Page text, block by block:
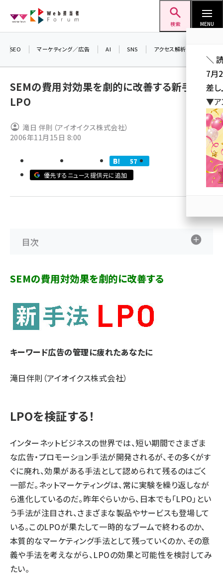
ン
検索 MENU
ai (2804)
note (2312)
SEO マーケティング／広告 AI SNS アクセス解析／データ分析
SEMの費用対効果を劇的に改善する新手法
LPO
滝日 伴則（アイオイクス株式会社）
2006年11月15日 8:00
57
優先するニュース提供元に追加
目次
SEMの費用対効果を劇的に改善する
キーワード広告の管理に疲れたあなたに
滝日伴則（アイオイクス株式会社）
LPOを検証する！
インターネットビジネスの世界では、短い期間でさまざま
な広告・プロモーション手法が開発されるが、その多くがす
ぐに廃れ、効果がある手法として認められて残るのはごく
一部だ。ネットマーケティングは、常に実験を繰り返しなが
ら進化しているのだ。昨年ぐらいから、日本でも「LPO」とい
う手法が注目され、さまざまな製品やサービスも登場して
いる。このLPOが果たして一時的なブームで終わるのか、
本質的なマーケティング手法として残っていくのか、その意
義や手法を考えながら、LPOの効果と可能性を検討してみ
たい。
＼
7月
差し
▼ア